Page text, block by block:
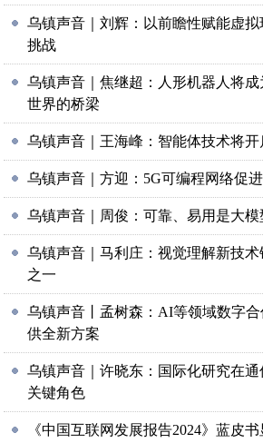
乌镇声音｜刘辉：以前瞻性赋能虚
挑战
乌镇声音｜焦继超：人形机器人将
世界的桥梁
乌镇声音｜王海峰：智能体技术将
乌镇声音｜方迎：5G可编程网络促
乌镇声音｜周俊：可靠、易用是大
乌镇声音｜马利庄：视觉理解新技
之一
乌镇声音丨孟树森：AI等领域数字
供全新方案
乌镇声音｜许晓东：国际化研究在
关键角色
《中国互联网发展报告2024》蓝皮